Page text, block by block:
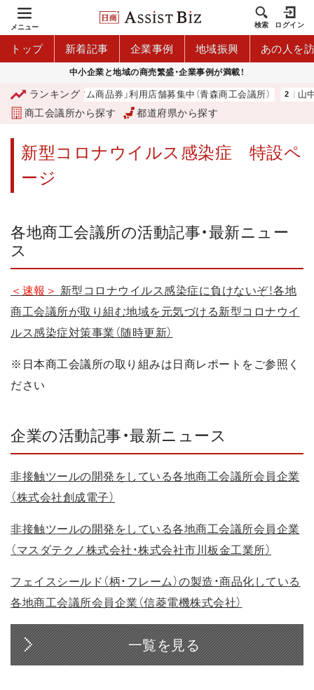
メニュー 検索 ログイン
トップ 新着記事 企業事例 地域振興 あの人を
中小企業と地域の商売繁盛・企業事例が満載！
ランキング
青森市プレミアム商品券」利用店舗募集中（青森商工会議所） 山中伸
商工会議所から探す 都道府県から探す
新型コロナウイルス感染症 特設ペ
ージ
各地商工会議所の活動記事・最新ニュー
ス
＜速報＞ 新型コロナウイルス感染症に負けないぞ！各地
商工会議所が取り組む地域を元気づける新型コロナウイ
ルス感染症対策事業（随時更新）
※日本商工会議所の取り組みは日商レポートをご参照く
ださい
企業の活動記事・最新ニュース
非接触ツールの開発をしている各地商工会議所会員企業
（株式会社創成電子）
非接触ツールの開発をしている各地商工会議所会員企業
（マスダテクノ株式会社・株式会社市川板金工業所）
フェイスシールド（柄・フレーム）の製造・商品化している
各地商工会議所会員企業（信菱電機株式会社）
一覧を見る